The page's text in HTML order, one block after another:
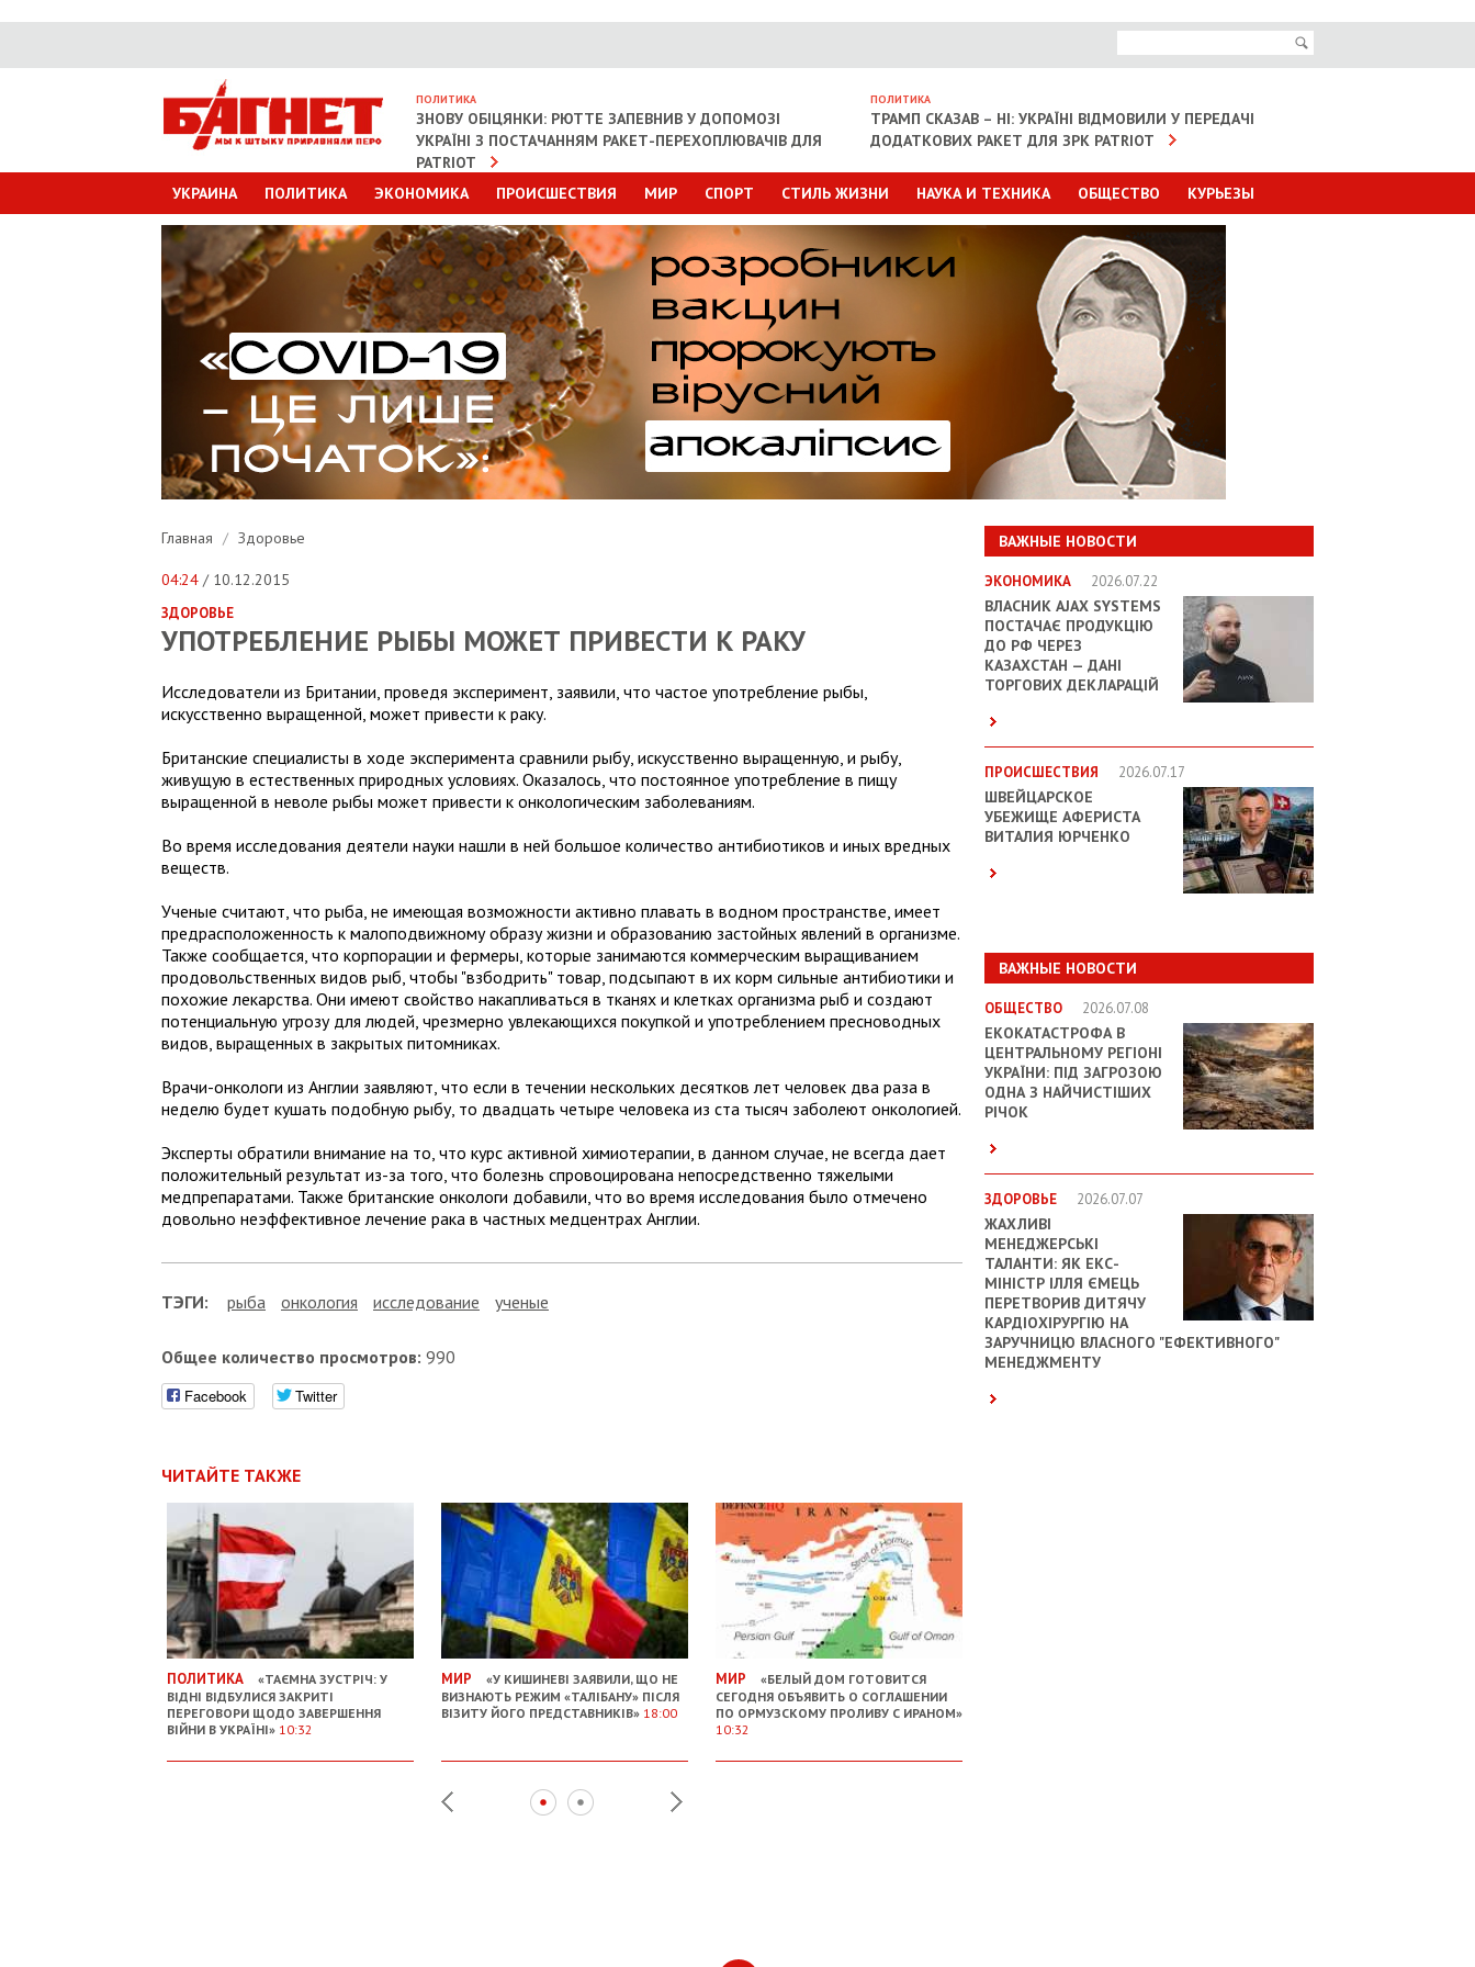
ПОЛИТИКА
ЗНОВУ ОБІЦЯНКИ: РЮТТЕ ЗАПЕВНИВ У ДОПОМОЗІ
УКРАЇНІ З ПОСТАЧАННЯМ РАКЕТ-ПЕРЕХОПЛЮВАЧІВ ДЛЯ
PATRIOT
ПОЛИТИКА
ТРАМП СКАЗАВ – НІ: УКРАЇНІ ВІДМОВИЛИ У ПЕРЕДАЧІ
ДОДАТКОВИХ РАКЕТ ДЛЯ ЗРК PATRIOT
УКРАИНА ПОЛИТИКА ЭКОНОМИКА ПРОИСШЕСТВИЯ МИР СПОРТ СТИЛЬ ЖИЗНИ НАУКА И ТЕХНИКА ОБЩЕСТВО КУРЬЕЗЫ
ВАЖНЫЕ НОВОСТИ
ЭКОНОМИКА 2026.07.22
ВЛАСНИК AJAX SYSTEMS
ПОСТАЧАЄ ПРОДУКЦІЮ
ДО РФ ЧЕРЕЗ
КАЗАХСТАН — ДАНІ
ТОРГОВИХ ДЕКЛАРАЦІЙ
ПРОИСШЕСТВИЯ 2026.07.17
ШВЕЙЦАРСКОЕ
УБЕЖИЩЕ АФЕРИСТА
ВИТАЛИЯ ЮРЧЕНКО
ВАЖНЫЕ НОВОСТИ
ОБЩЕСТВО 2026.07.08
ЕКОКАТАСТРОФА В
ЦЕНТРАЛЬНОМУ РЕГІОНІ
УКРАЇНИ: ПІД ЗАГРОЗОЮ
ОДНА З НАЙЧИСТІШИХ
РІЧОК
ЗДОРОВЬЕ 2026.07.07
ЖАХЛИВІ
МЕНЕДЖЕРСЬКІ
ТАЛАНТИ: ЯК ЕКС-
МІНІСТР ІЛЛЯ ЄМЕЦЬ
ПЕРЕТВОРИВ ДИТЯЧУ
КАРДІОХІРУРГІЮ НА
ЗАРУЧНИЦЮ ВЛАСНОГО "ЕФЕКТИВНОГО"
МЕНЕДЖМЕНТУ
Главная / Здоровье
04:24 / 10.12.2015
ЗДОРОВЬЕ
УПОТРЕБЛЕНИЕ РЫБЫ МОЖЕТ ПРИВЕСТИ К РАКУ
Исследователи из Британии, проведя эксперимент, заявили, что частое употребление рыбы,
искусственно выращенной, может привести к раку.
Британские специалисты в ходе эксперимента сравнили рыбу, искусственно выращенную, и рыбу,
живущую в естественных природных условиях. Оказалось, что постоянное употребление в пищу
выращенной в неволе рыбы может привести к онкологическим заболеваниям.
Во время исследования деятели науки нашли в ней большое количество антибиотиков и иных вредных
веществ.
Ученые считают, что рыба, не имеющая возможности активно плавать в водном пространстве, имеет
предрасположенность к малоподвижному образу жизни и образованию застойных явлений в организме.
Также сообщается, что корпорации и фермеры, которые занимаются коммерческим выращиванием
продовольственных видов рыб, чтобы "взбодрить" товар, подсыпают в их корм сильные антибиотики и
похожие лекарства. Они имеют свойство накапливаться в тканях и клетках организма рыб и создают
потенциальную угрозу для людей, чрезмерно увлекающихся покупкой и употреблением пресноводных
видов, выращенных в закрытых питомниках.
Врачи-онкологи из Англии заявляют, что если в течении нескольких десятков лет человек два раза в
неделю будет кушать подобную рыбу, то двадцать четыре человека из ста тысяч заболеют онкологией.
Эксперты обратили внимание на то, что курс активной химиотерапии, в данном случае, не всегда дает
положительный результат из-за того, что болезнь спровоцирована непосредственно тяжелыми
медпрепаратами. Также британские онкологи добавили, что во время исследования было отмечено
довольно неэффективное лечение рака в частных медцентрах Англии.
ТЭГИ: рыба онкология исследование ученые
Общее количество просмотров: 990
Facebook Twitter
ЧИТАЙТЕ ТАКЖЕ
ПОЛИТИКА
«ТАЄМНА ЗУСТРІЧ: У
ВІДНІ ВІДБУЛИСЯ ЗАКРИТІ
ПЕРЕГОВОРИ ЩОДО ЗАВЕРШЕННЯ
ВІЙНИ В УКРАЇНІ» 10:32
МИР
«У КИШИНЕВІ ЗАЯВИЛИ, ЩО НЕ
ВИЗНАЮТЬ РЕЖИМ «ТАЛІБАНУ» ПІСЛЯ
ВІЗИТУ ЙОГО ПРЕДСТАВНИКІВ» 18:00
МИР
«БЕЛЫЙ ДОМ ГОТОВИТСЯ
СЕГОДНЯ ОБЪЯВИТЬ О СОГЛАШЕНИИ
ПО ОРМУЗСКОМУ ПРОЛИВУ С ИРАНОМ»
10:32